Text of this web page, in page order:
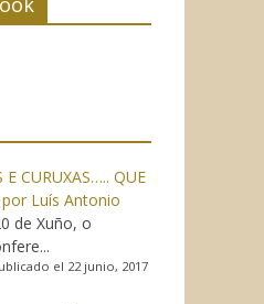
CURUXAS….. QUE
por Luís Antonio
de Xuño, o
el 22 junio, 2017